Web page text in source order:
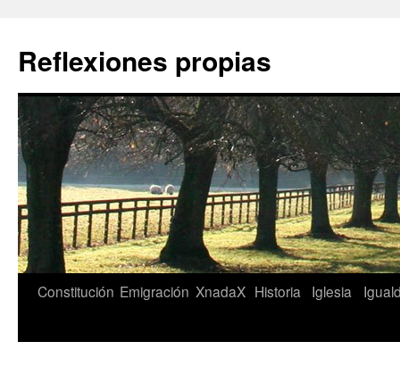
contenido
Reflexiones propias
Constitución Emigración XnadaX Historia Iglesia